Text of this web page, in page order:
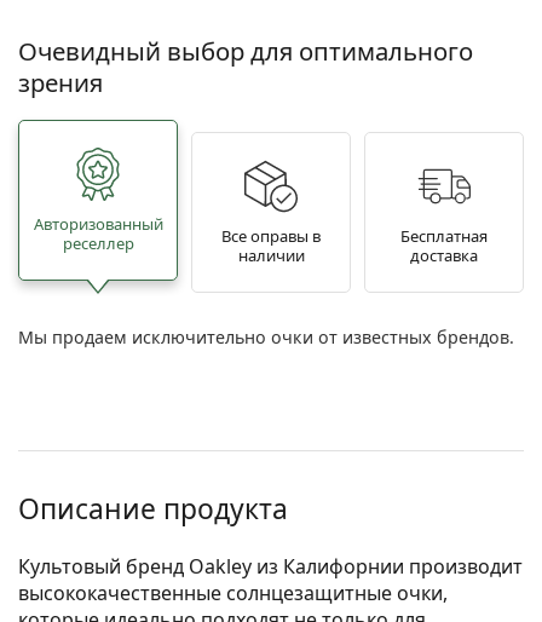
Очевидный выбор для оптимального
зрения
Авторизованный
реселлер
Все оправы в
наличии
Бесплатная
доставка
Мы продаем исключительно очки от известных брендов.
Описание продукта
Культовый бренд Oakley из Калифорнии производит
высококачественные солнцезащитные очки,